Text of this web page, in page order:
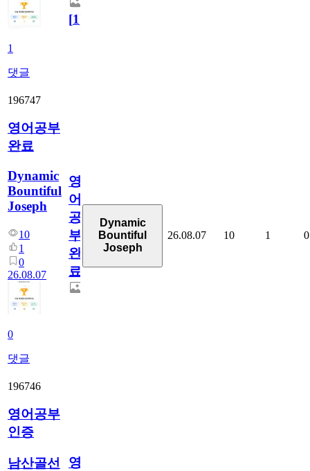
1
댓글
[1]
196747
영어공부
완료
Dynamic
Bountiful
Joseph
10
1
0
26.08.07
0
댓글
영
어
공
부
완
료
Dynamic
Bountiful
Joseph
26.08.07 10 1 0
196746
영어공부
인증
남산골선
영